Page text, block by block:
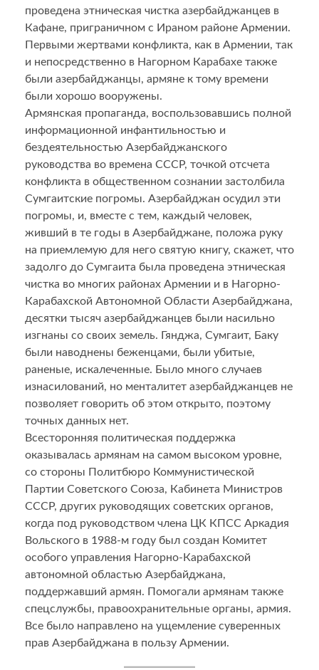
проведена этническая чистка азербайджанцев в
Кафане, приграничном с Ираном районе Армении.
Первыми жертвами конфликта, как в Армении, так
и непосредственно в Нагорном Карабахе также
были азербайджанцы, армяне к тому времени
были хорошо вооружены.
Армянская пропаганда, воспользовавшись полной
информационной инфантильностью и
бездеятельностью Азербайджанского
руководства во времена СССР, точкой отсчета
конфликта в общественном сознании застолбила
Сумгаитские погромы. Азербайджан осудил эти
погромы, и, вместе с тем, каждый человек,
живший в те годы в Азербайджане, положа руку
на приемлемую для него святую книгу, скажет, что
задолго до Сумгаита была проведена этническая
чистка во многих районах Армении и в Нагорно-
Карабахской Автономной Области Азербайджана,
десятки тысяч азербайджанцев были насильно
изгнаны со своих земель. Гянджа, Сумгаит, Баку
были наводнены беженцами, были убитые,
раненые, искалеченные. Было много случаев
изнасилований, но менталитет азербайджанцев не
позволяет говорить об этом открыто, поэтому
точных данных нет.
Всесторонняя политическая поддержка
оказывалась армянам на самом высоком уровне,
со стороны Политбюро Коммунистической
Партии Советского Союза, Кабинета Министров
СССР, других руководящих советских органов,
когда под руководством члена ЦК КПСС Аркадия
Вольского в 1988-м году был создан Комитет
особого управления Нагорно-Карабахской
автономной областью Азербайджана,
поддержавший армян. Помогали армянам также
спецслужбы, правоохранительные органы, армия.
Все было направлено на ущемление суверенных
прав Азербайджана в пользу Армении.